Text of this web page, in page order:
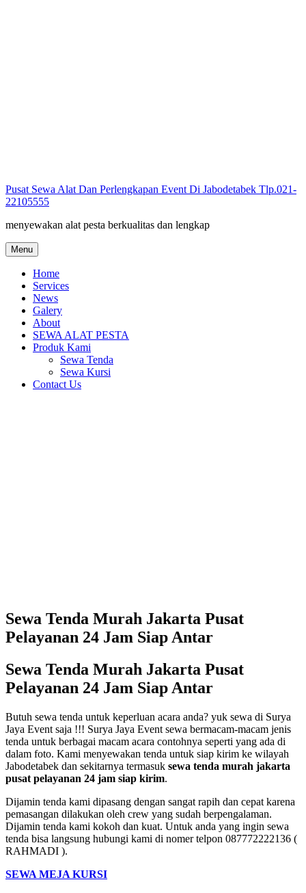
Pusat Sewa Alat Dan Perlengkapan Event Di Jabodetabek Tlp.021-
22105555
menyewakan alat pesta berkualitas dan lengkap
Menu
Home
Services
News
Galery
About
SEWA ALAT PESTA
Produk Kami
Sewa Tenda
Sewa Kursi
Contact Us
Sewa Tenda Murah Jakarta Pusat
Pelayanan 24 Jam Siap Antar
Sewa Tenda Murah Jakarta Pusat
Pelayanan 24 Jam Siap Antar
Butuh sewa tenda untuk keperluan acara anda? yuk sewa di Surya
Jaya Event saja !!! Surya Jaya Event sewa bermacam-macam jenis
tenda untuk berbagai macam acara contohnya seperti yang ada di
dalam foto. Kami menyewakan tenda untuk siap kirim ke wilayah
Jabodetabek dan sekitarnya termasuk sewa tenda murah jakarta
pusat pelayanan 24 jam siap kirim.
Dijamin tenda kami dipasang dengan sangat rapih dan cepat karena
pemasangan dilakukan oleh crew yang sudah berpengalaman.
Dijamin tenda kami kokoh dan kuat. Untuk anda yang ingin sewa
tenda bisa langsung hubungi kami di nomer telpon 087772222136 (
RAHMADI ).
SEWA MEJA KURSI